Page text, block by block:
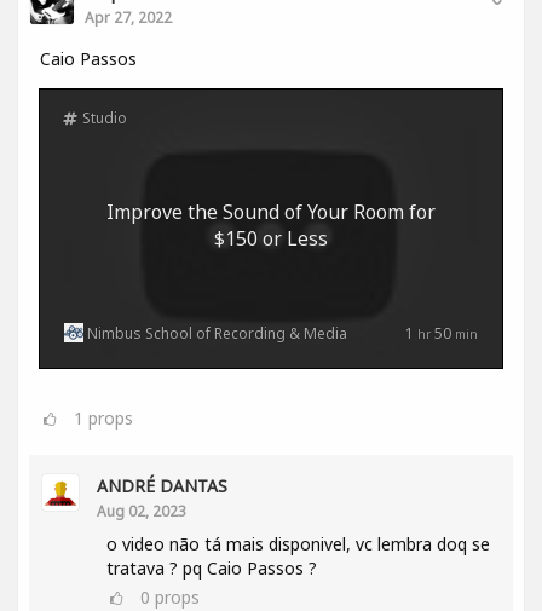
Apr 27, 2022
Caio Passos
Improve the Sound of Your Room for
$150 or Less
Studio
1 hr 50 min
Nimbus School of Recording & Media
1 props
ANDRÉ DANTAS
Aug 02, 2023
o video não tá mais disponivel, vc lembra doq se
tratava ? pq Caio Passos ?
0 props